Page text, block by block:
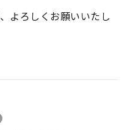
よろしくお願いいたし